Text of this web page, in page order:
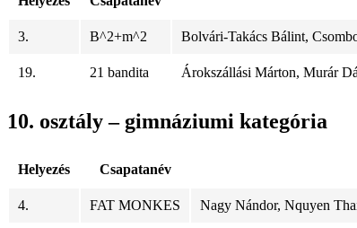
3. B^2+m^2 Bolvári-Takács Bálint,
19. 21 bandita Árokszállási Márton, Murár
10. osztály – gimnáziumi kategória
Helyezés Csapatanév
4. FAT MONKES Nagy Nándor, Nquyen